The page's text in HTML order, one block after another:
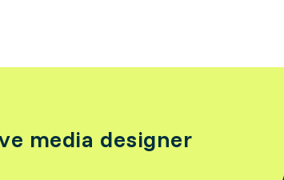
media designer